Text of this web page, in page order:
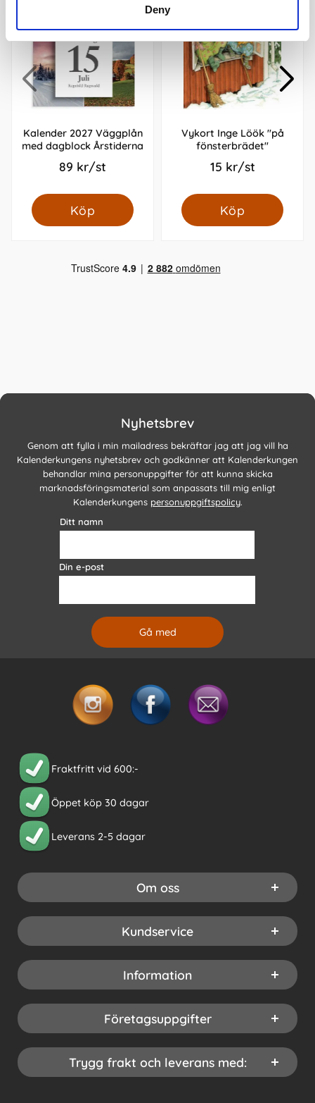
Deny
Kalender 2027 Väggplån
med dagblock Årstiderna
89 kr/st
Köp
Vykort Inge Löök "på
fönsterbrädet"
15 kr/st
Köp
Nyhetsbrev
Genom att fylla i min mailadress bekräftar jag att jag vill ha
Kalenderkungens nyhetsbrev och godkänner att Kalenderkungen
behandlar mina personuppgifter för att kunna skicka
marknadsföringsmaterial som anpassats till mig enligt
Kalenderkungens personuppgiftspolicy.
Ditt namn
Din e-post
Fraktfritt vid 600:-
Öppet köp 30 dagar
Leverans 2-5 dagar
Om oss
Kundservice
Information
Företagsuppgifter
Trygg frakt och leverans med: